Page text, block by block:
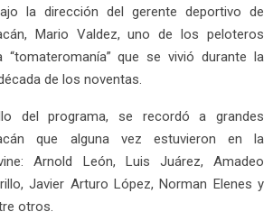
la dirección del gerente deportivo de
Mario Valdez, uno de los peloteros
que se vivió durante la
de los noventas.
del programa, se recordó a grandes
que alguna vez estuvieron en la
Arnold León, Luis Juárez, Amadeo
Javier Arturo López, Norman Elenes y
otros.